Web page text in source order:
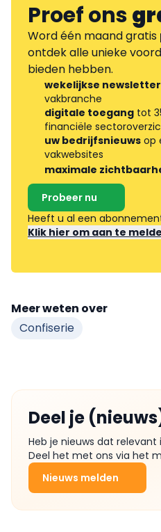
Proef ons
Word één maand gratis
ontdek alle unieke
bieden hebben.
wekelijkse newsletter
vakbranche
digitale toegang tot
financiële
uw bedrijfsnieuws op
vakwebsites
maximale
Probeer nu
Heeft u al een
Klik hier om aan te
Meer weten over
Confiserie
Deel je
Heb je nieuws dat
Deel het met ons via het
Nieuws melden